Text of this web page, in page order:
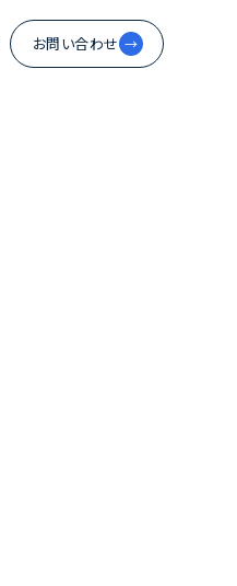
お問い合わせ →